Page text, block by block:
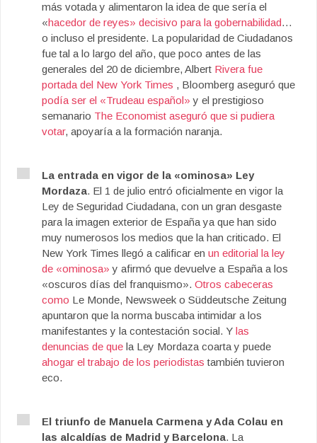
más votada y alimentaron la idea de que sería el
«hacedor de reyes» decisivo para la gobernabilidad…
o incluso el presidente. La popularidad de Ciudadanos
fue tal a lo largo del año, que poco antes de las
generales del 20 de diciembre, Albert Rivera fue
portada del New York Times , Bloomberg aseguró que
podía ser el «Trudeau español» y el prestigioso
semanario The Economist aseguró que si pudiera
votar, apoyaría a la formación naranja.
La entrada en vigor de la «ominosa» Ley
Mordaza. El 1 de julio entró oficialmente en vigor la
Ley de Seguridad Ciudadana, con un gran desgaste
para la imagen exterior de España ya que han sido
muy numerosos los medios que la han criticado. El
New York Times llegó a calificar en un editorial la ley
de «ominosa» y afirmó que devuelve a España a los
«oscuros días del franquismo». Otros cabeceras
como Le Monde, Newsweek o Süddeutsche Zeitung
apuntaron que la norma buscaba intimidar a los
manifestantes y la contestación social. Y las
denuncias de que la Ley Mordaza coarta y puede
ahogar el trabajo de los periodistas también tuvieron
eco.
El triunfo de Manuela Carmena y Ada Colau en
las alcaldías de Madrid y Barcelona. La